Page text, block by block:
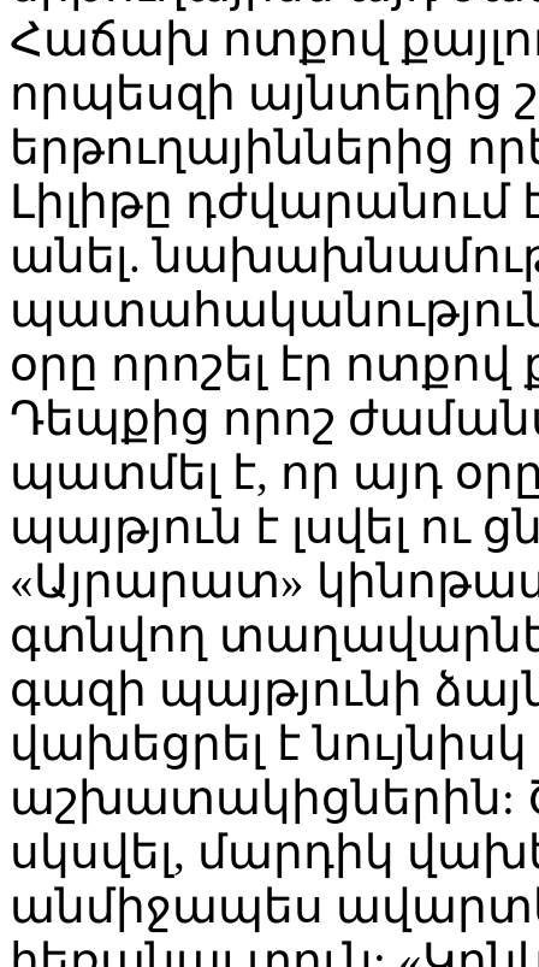
Հաճախ ոտքով
որպեսզի այնտեղից
երթուղայիններից
Լիլիթը դժվարանում
անել.
օրը որոշել էր ոտքով
Դեպքից որոշ
պատմել է, որ այդ
պայթյուն է լսվել ու
«Այրարատ»
գտնվող
գազի պայթյունի
վախեցրել է նույնիսկ
աշխատակիցներին:
սկսվել, մարդիկ
անմիջապես